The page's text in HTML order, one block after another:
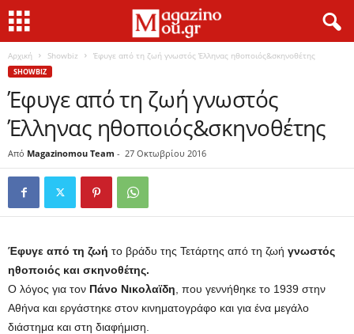
Αρχική Showbiz Έφυγε από τη ζωή γνωστός Έλληνας ηθοποιός&σκηνοθέτης
SHOWBIZ
Έφυγε από τη ζωή γνωστός
Έλληνας ηθοποιός&σκηνοθέτης
Από Magazinomou Team - 27 Οκτωβρίου 2016
Έφυγε από τη ζωή το βράδυ της Τετάρτης από τη ζωή γνωστός
ηθοποιός και σκηνοθέτης.
Ο λόγος για τον Πάνο Νικολαϊδη , που γεννήθηκε το 1939 στην
Αθήνα και εργάστηκε στον κινηματογράφο και για ένα μεγάλο
διάστημα και στη διαφήμιση.